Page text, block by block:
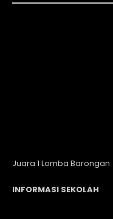
Juara 1 Lomba Barongan
INFORMASI SEKOLAH